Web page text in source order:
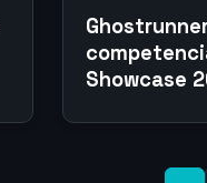
Showcase